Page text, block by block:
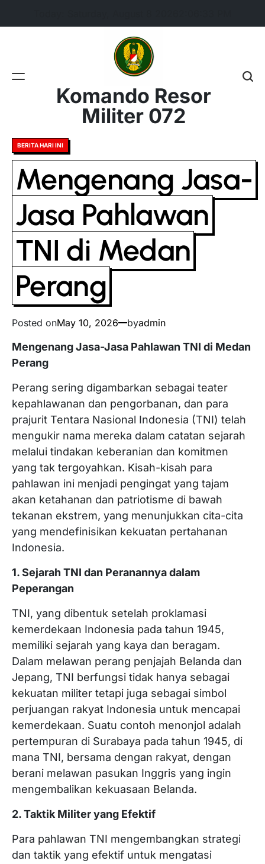
Komando Resor
Militer 072
Posted
in
BERITA HARI INI
Mengenang Jasa-
Jasa Pahlawan
TNI di Medan
Perang
Posted onMay 10, 2026 byadmin
Mengenang Jasa-Jasa Pahlawan TNI di Medan
Perang
Perang sering digambarkan sebagai teater
kepahlawanan dan pengorbanan, dan para
prajurit Tentara Nasional Indonesia (TNI) telah
mengukir nama mereka dalam catatan sejarah
melalui tindakan keberanian dan komitmen
yang tak tergoyahkan. Kisah-kisah para
pahlawan ini menjadi pengingat yang tajam
akan ketahanan dan patriotisme di bawah
tekanan ekstrem, yang menunjukkan cita-cita
yang mendefinisikan kekuatan pertahanan
Indonesia.
1. Sejarah TNI dan Peranannya dalam
Peperangan
TNI, yang dibentuk setelah proklamasi
kemerdekaan Indonesia pada tahun 1945,
memiliki sejarah yang kaya dan beragam.
Dalam melawan perang penjajah Belanda dan
Jepang, TNI berfungsi tidak hanya sebagai
kekuatan militer tetapi juga sebagai simbol
perjuangan rakyat Indonesia untuk mencapai
kemerdekaan. Suatu contoh menonjol adalah
pertempuran di Surabaya pada tahun 1945, di
mana TNI, bersama dengan rakyat, dengan
berani melawan pasukan Inggris yang ingin
mengembalikan kekuasaan Belanda.
2. Taktik Militer yang Efektif
Para pahlawan TNI mengembangkan strategi
dan taktik yang efektif untuk mengatasi